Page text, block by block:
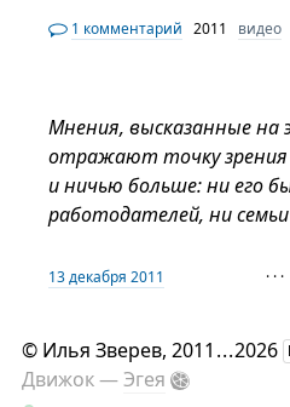
1 комментарий 2011 видео
Мнения, высказанные на
отражают точку
и ничью больше: ни его
работодателей, ни
13 декабря 2011 · · ·
© Илья Зверев, 2011 ...2026
Движок —Эгея